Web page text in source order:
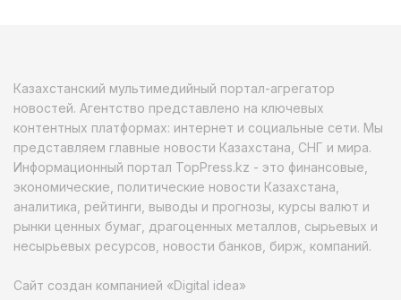
Казахстанский мультимедийный портал-агрегатор
новостей. Агентство представлено на ключевых
контентных платформах: интернет и социальные сети. Мы
представляем главные новости Казахстана, СНГ и мира.
Информационный портал TopPress.kz - это финансовые,
экономические, политические новости Казахстана,
аналитика, рейтинги, выводы и прогнозы, курсы валют и
рынки ценных бумаг, драгоценных металлов, сырьевых и
несырьевых ресурсов, новости банков, бирж, компаний.
Сайт создан компанией «Digital idea»